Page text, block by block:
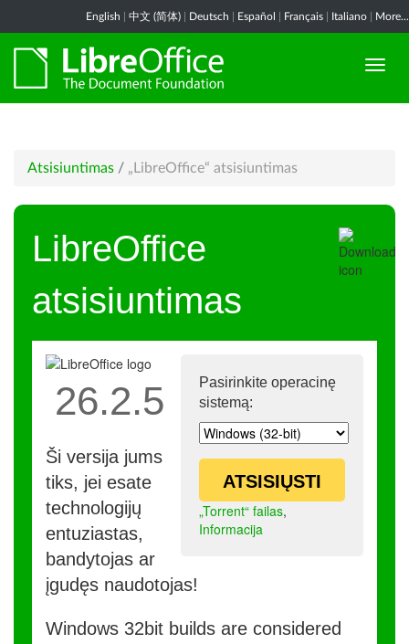
English 中文 (简体) Deutsch Español Français Italiano More...
Atsisiuntimas / „LibreOffice“ atsisiuntimas
LibreOffice
atsisiuntimas
Pasirinkite operacinę
sistemą:
ATSISIŲSTI
„Torrent“ failas,
Informacija
26.2.5
Ši versija jums
tiks, jei esate
technologijų
entuziastas,
bandytojas ar
įgudęs naudotojas!
Windows 32bit builds are considered